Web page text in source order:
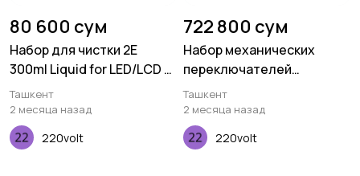
80 600 сум
Набор для чистки 2E
300ml Liquid for LED/LCD +
2 салфетки, 20X20 10X10
см
Ташкент
2 месяца назад
220volt
722 800 сум
Набор механических
переключателей
Keychron Gateron Silent,
Brown, 110 pcs
Ташкент
2 месяца назад
220volt